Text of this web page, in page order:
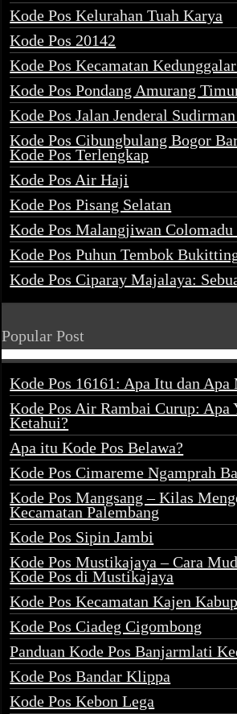
Kode Pos Kelurahan Tuah Karya
Kode Pos 20142
Kode Pos Kecamatan
Kode Pos Pondang Amurang
Kode Pos Jalan Jenderal
Kode Pos Cibungbulang Bogor
Kode Pos Terlengkap
Kode Pos Air Haji
Kode Pos Pisang Selatan
Kode Pos Malangjiwan Colomadu
Kode Pos Puhun Tembok
Kode Pos Ciparay Majalaya:
Popular Post
Kode Pos 16161: Apa Itu dan Apa
Kode Pos Air Rambai Curup: Apa
Ketahui?
Apa itu Kode Pos Belawa?
Kode Pos Cimareme Ngamprah
Kode Pos Mangsang – Kilas
Kecamatan Palembang
Kode Pos Sipin Jambi
Kode Pos Mustikajaya – Cara
Kode Pos di Mustikajaya
Kode Pos Kecamatan Kajen
Kode Pos Ciadeg Cigombong
Panduan Kode Pos Banjarmlati
Kode Pos Bandar Klippa
Kode Pos Kebon Lega